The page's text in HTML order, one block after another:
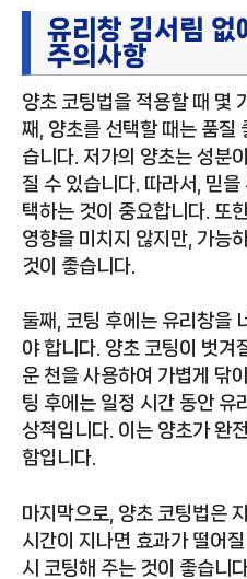
유리창 김서림 없
주의사항
양초 코팅법을 적용할 때 몇
째, 양초를 선택할 때는 품질
습니다. 저가의 양초는 성분
질 수 있습니다. 따라서, 믿
택하는 것이 중요합니다. 또
영향을 미치지 않지만, 가능
것이 좋습니다.
둘째, 코팅 후에는 유리창을
야 합니다. 양초 코팅이 벗겨
운 천을 사용하여 가볍게 닦
팅 후에는 일정 시간 동안 유
상적입니다. 이는 양초가 완
함입니다.
마지막으로, 양초 코팅법은
시간이 지나면 효과가 떨어
시 코팅해 주는 것이 좋습니